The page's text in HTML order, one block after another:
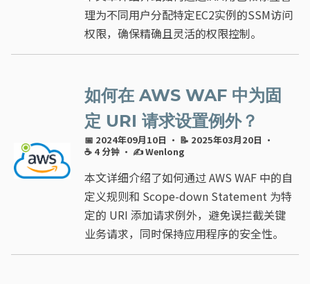
理为不同用户分配特定EC2实例的SSM访问
权限，确保精确且灵活的权限控制。
如何在 AWS WAF 中为固
定 URI 请求设置例外？
📅 2024年09月10日 · 📝 2025年03月20日 ·
☕ 4 分钟 · ✍ Wenlong
本文详细介绍了如何通过 AWS WAF 中的自
定义规则和 Scope-down Statement 为特
定的 URI 添加请求例外，避免误拦截关键
业务请求，同时保持应用程序的安全性。